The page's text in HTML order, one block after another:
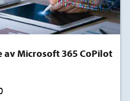
av Microsoft 365 CoPilot